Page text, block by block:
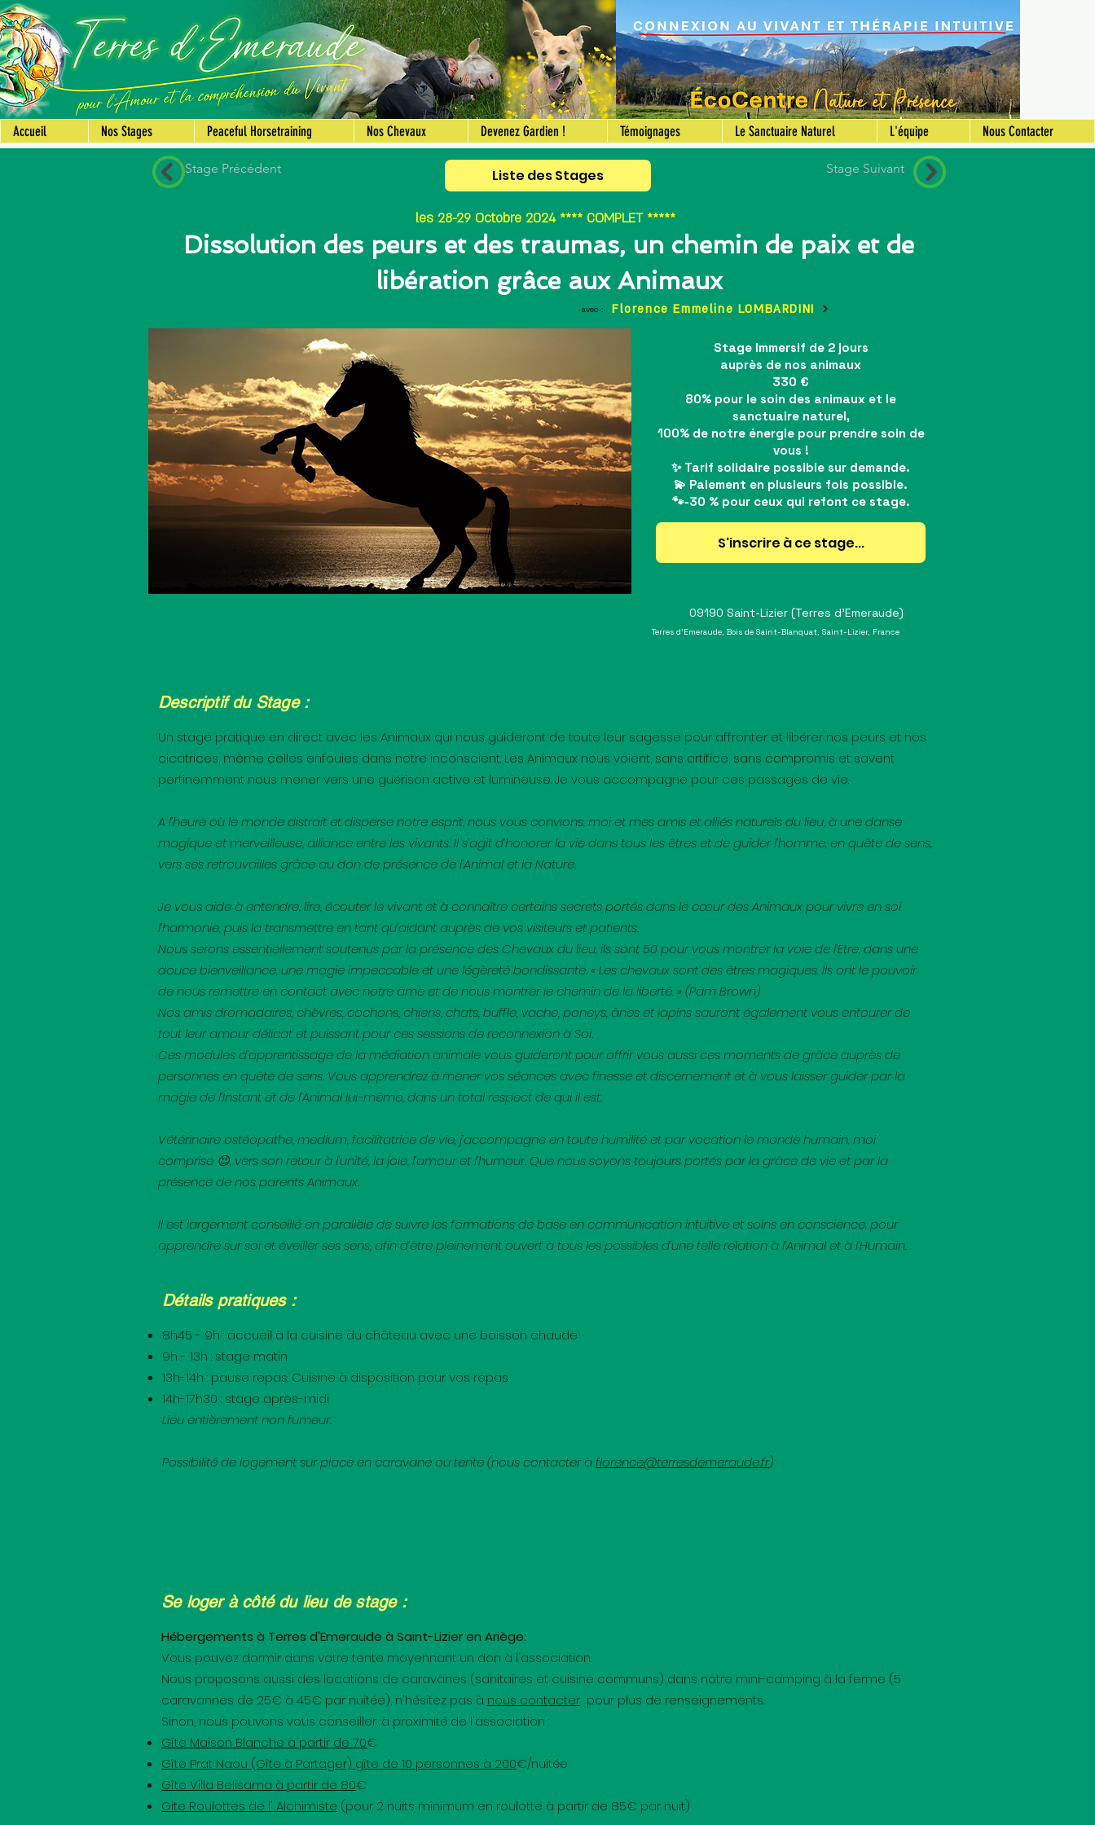
Accueil Nos Stages Peaceful Horsetraining Nos Chevaux Devenez Gardien ! Témoignages Le Sanctuaire Naturel L'équipe Nous Contacter
Stage Précédent Liste des Stages Stage Suivant
Dissolution des peurs et des traumas, un chemin de paix et de
libération grâce aux Animaux
les 28-29 Octobre 2024 **** COMPLET *****
avec : Florence Emmeline LOMBARDINI
Stage Immersif de 2 jours
auprès de nos animaux
330 €
80% pour le soin des animaux et le
sanctuaire naturel,
100% de notre énergie pour prendre soin de
vous !
✨ Tarif solidaire possible sur demande.
💫 Paiement en plusieurs fois possible.
🐾-30 % pour ceux qui refont ce stage.
S'inscrire à ce stage...
09190 Saint-Lizier (Terres d'Emeraude)
Terres d'Emeraude, Bois de Saint-Blanquat, Saint-Lizier, France
Descriptif du Stage :
Un stage pratique en direct avec les Animaux qui nous guideront de toute leur sagesse pour affronter et libérer nos peurs et nos
cicatrices, même celles enfouies dans notre inconscient. Les Animaux nous voient, sans artifice, sans compromis et savent
pertinemment nous mener vers une guérison active et lumineuse. Je vous accompagne pour ces passages de vie.
A l’heure où le monde distrait et disperse notre esprit, nous vous convions, moi et mes amis et alliés naturels du lieu, à une danse
magique et merveilleuse, alliance entre les vivants. Il s’agit d’honorer la vie dans tous les êtres et de guider l’homme, en quête de sens,
vers ses retrouvailles grâce au don de présence de l’Animal et la Nature.
Je vous aide à entendre, lire, écouter le vivant et à connaître certains secrets portés dans le cœur des Animaux pour vivre en soi
l’harmonie, puis la transmettre en tant qu’aidant auprès de vos visiteurs et patients.
Nous serons essentiellement soutenus par la présence des Chevaux du lieu, ils sont 50 pour vous montrer la voie de l’Etre, dans une
douce bienveillance, une magie impeccable et une légèreté bondissante. « Les chevaux sont des êtres magiques. Ils ont le pouvoir
de nous remettre en contact avec notre âme et de nous montrer le chemin de la liberté. » (Pam Brown)
Nos amis dromadaires, chèvres, cochons, chiens, chats, buffle, vache, poneys, ânes et lapins sauront également vous entourer de
tout leur amour délicat et puissant pour ces sessions de reconnexion à Soi.
Ces modules d’apprentissage de la médiation animale vous guideront pour offrir vous aussi ces moments de grâce auprès de
personnes en quête de sens. Vous apprendrez à mener vos séances avec finesse et discernement et à vous laisser guider par la
magie de l’Instant et de l’Animal lui-même, dans un total respect de qui il est.
Vétérinaire ostéopathe, medium, facilitatrice de vie, j’accompagne en toute humilité et par vocation le monde humain, moi
comprise 😉, vers son retour à l’unité, la joie, l’amour et l’humour. Que nous soyons toujours portés par la grâce de vie et par la
présence de nos parents Animaux.
Il est largement conseillé en parallèle de suivre les formations de base en communication intuitive et soins en conscience, pour
apprendre sur soi et éveiller ses sens, afin d’être pleinement ouvert à tous les possibles d’une telle relation à l’Animal et à l’Humain.
Détails pratiques :
8h45 - 9h : accueil à la cuisine du château avec une boisson chaude
9h - 13h : stage matin
13h-14h : pause repas. Cuisine à disposition pour vos repas.
14h-17h30 : stage après-midi
Lieu entièrement non fumeur.
Possibilité de logement sur place en caravane ou tente (nous contacter àflorence@terresdemeraude.fr)
Se loger à côté du lieu de stage :
Hébergements à Terres d'Emeraude à Saint-Lizier en Ariège:
Vous pouvez dormir dans votre tente moyennant un don à l'association.
Nous proposons aussi des locations de caravanes (sanitaires et cuisine communs) dans notre mini-camping à la ferme (5
caravannes de 25€ à 45€ par nuitée), n'hésitez pas à nous contacter pour plus de renseignements.
Sinon, nous pouvons vous conseiller, à proximité de l'association :
Gîte Maison Blanche à partir de 70€
Gîte Prat Naou (Gîte à Partager) gîte de 10 personnes à 200€/nuitée
Gîte Villa Belisama à partir de 80€
Gite Roulottes de l' Alchimiste (pour 2 nuits minimum en roulotte à partir de 85€ par nuit)